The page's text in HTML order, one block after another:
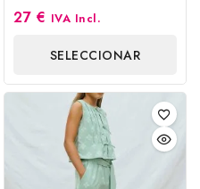
0
27 € IVA Incl.
SELECCIONAR
OPCIONES